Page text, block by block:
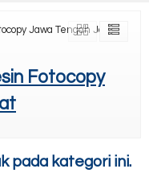
Jawa Tengah Jogja
Fotocopy
pada kategori ini.